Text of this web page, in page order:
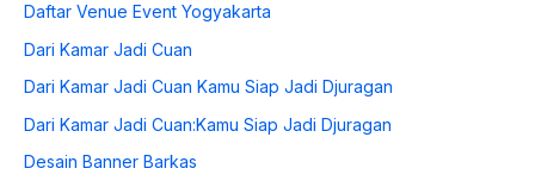
Daftar Venue Event Yogyakarta
Dari Kamar Jadi Cuan
Dari Kamar Jadi Cuan Kamu Siap Jadi Djuragan
Dari Kamar Jadi Cuan:Kamu Siap Jadi Djuragan
Desain Banner Barkas